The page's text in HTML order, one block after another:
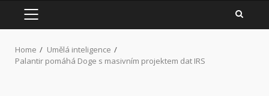
PRIMARY
MENU
Home
Umělá inteligence
Palantir pomáhá Doge s masivním projektem dat IRS